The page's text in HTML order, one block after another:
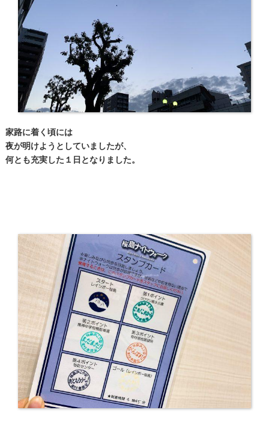
家路に着く頃には
夜が明けようとしていましたが、
何とも充実した１日となりました。